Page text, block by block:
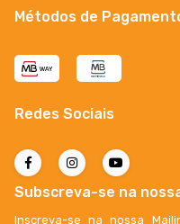
Métodos de
Redes Sociais
Subscreva-se na
Inscreva-se na nossa